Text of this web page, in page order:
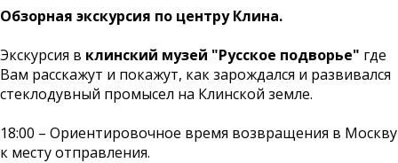
Обзорная экскурсия по центру Клина.
Экскурсия в клинский музей "Русское подворье" где
Вам расскажут и покажут, как зарождался и развивался
стеклодувный промысел на Клинской земле.
18:00 – Ориентировочное время возвращения в Москву
к месту отправления.